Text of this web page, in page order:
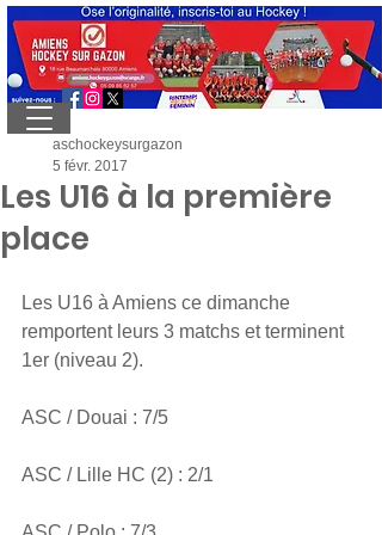
Les U16 à la première
place
aschockeysurgazon
5 févr. 2017
Les U16 à Amiens ce dimanche
remportent leurs 3 matchs et terminent
1er (niveau 2).
ASC / Douai : 7/5
ASC / Lille HC (2) : 2/1